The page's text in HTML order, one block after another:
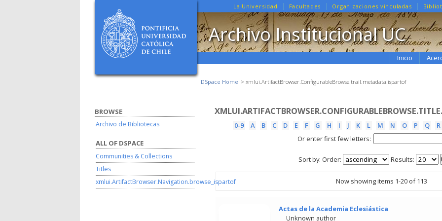
La Universidad Facultades Organizaciones vinculadas
Archivo Institucional UC
Inicio
DSpace Home xmlui.ArtifactBrowser.ConfigurableBrowse.trail.metadata.ispartof
0-9 A B C D E F G H I J K L M N O P Q R
Or enter first few letters:
Sort by: Order: Results:
Now showing items 1-20 of 113
Actas de la Academia Eclesiástica
Unknown author
BROWSE
Archivo de Bibliotecas
ALL OF DSPACE
Communities & Collections
Titles
xmlui.ArtifactBrowser.Navigation.browse_ispartof